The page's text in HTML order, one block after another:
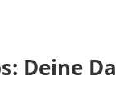
Deine